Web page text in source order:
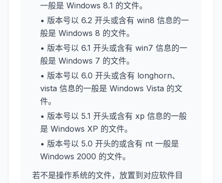
一般是 Windows 8.1 的文件。
• 版本号以 6.2 开头或含有 win8 信息的一
般是 Windows 8 的文件。
• 版本号以 6.1 开头或含有 win7 信息的一
般是 Windows 7 的文件。
• 版本号以 6.0 开头或含有 longhorn、
vista 信息的一般是 Windows Vista 的文
件。
• 版本号以 5.1 开头或含有 xp 信息的一般
是 Windows XP 的文件。
• 版本号以 5.0 开头的或含有 nt 一般是
Windows 2000 的文件。
若不是操作系统的文件，放置到对应软件目